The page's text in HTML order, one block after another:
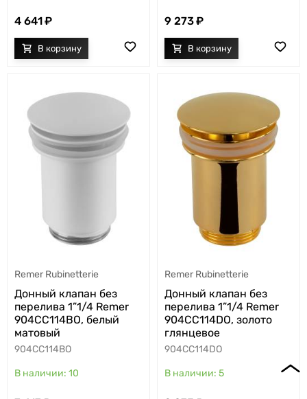
4 641 9 273
Remer Rubinetterie
Донный клапан без
перелива 1”1/4 Remer
904CC114BO, белый
матовый
904CC114BO
10
Remer Rubinetterie
Донный клапан без
перелива 1”1/4 Remer
904CC114DO, золото
глянцевое
904CC114DO
5